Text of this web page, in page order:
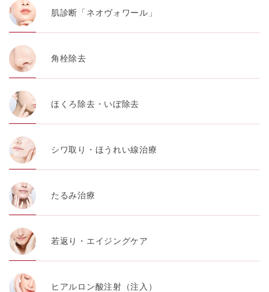
肌診断「ネオヴォワール」
角栓除去
ほくろ除去・いぼ除去
シワ取り・ほうれい線治療
たるみ治療
若返り・エイジングケア
ヒアルロン酸注射（注入）